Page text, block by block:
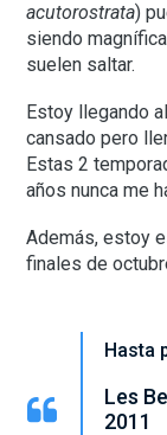
acutorostrata)
siendo
suelen saltar.
Estoy llegando
cansado pero
Estas 2
años nunca me
Además, estoy
finales de
Hasta
Les
2011